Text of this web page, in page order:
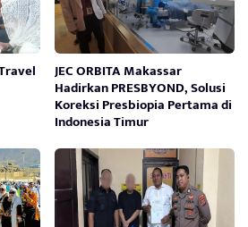
JEC ORBITA Makassar
Hadirkan PRESBYOND, Solusi
Koreksi Presbiopia Pertama di
Indonesia Timur